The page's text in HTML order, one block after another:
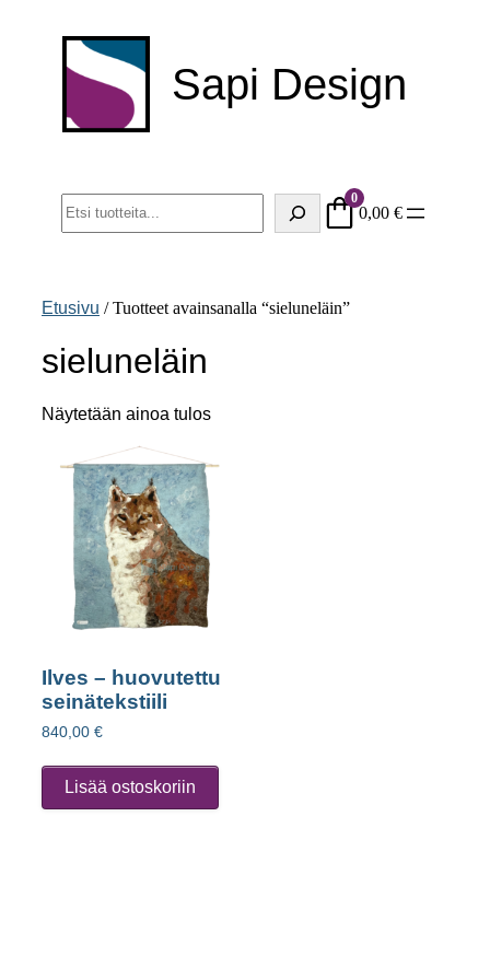
sisältöön
Sapi Design
0
0,00€
Etusivu / Tuotteet avainsanalla “sieluneläin”
sieluneläin
Näytetään ainoa tulos
Ilves – huovutettu
seinätekstiili
840,00 €
Lisää ostoskoriin